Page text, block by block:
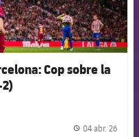
Cop sobre la
04 abr. 26